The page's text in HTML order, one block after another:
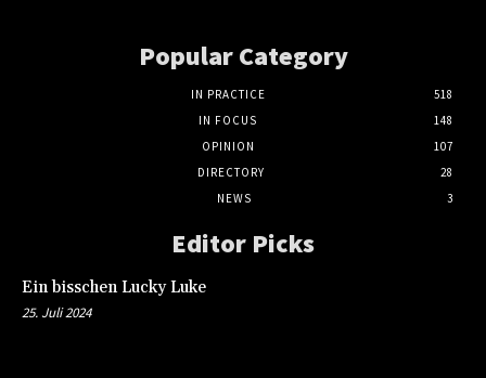
Popular Category
IN PRACTICE
518
IN FOCUS
148
OPINION
107
DIRECTORY
28
NEWS
3
Editor Picks
Ein bisschen Lucky Luke
25. Juli 2024